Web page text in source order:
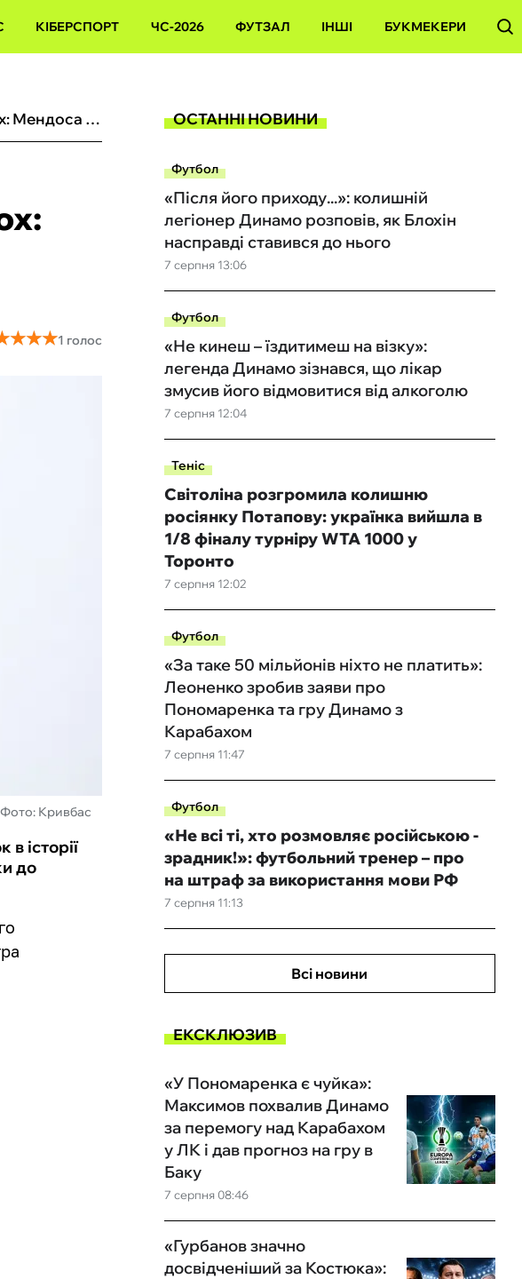
КІБЕРСПОРТ ЧС-2026 ФУТЗАЛ ІНШІ БУКМЕКЕРИ
Кривбас і Динамо забили 11 голів на двох: Мендоса зробив покер, а Ярмоленко оформив дубль
★★★
★★★1 голос
Кривбас
історії
до
ОСТАННІ НОВИНИ
Футбол
7 серпня 13:06
«Після його приходу...»: колишній
легіонер Динамо розповів, як Блохін
насправді ставився до нього
Футбол
7 серпня 12:04
«Не кинеш – їздитимеш на візку»:
легенда Динамо зізнався, що лікар
змусив його відмовитися від алкоголю
Теніс
7 серпня 12:02
Світоліна розгромила колишню
росіянку Потапову: українка вийшла в
1/8 фіналу турніру WTA 1000 у
Торонто
Футбол
7 серпня 11:47
«За таке 50 мільйонів ніхто не платить»:
Леоненко зробив заяви про
Пономаренка та гру Динамо з
Карабахом
Футбол
7 серпня 11:13
«Не всі ті, хто розмовляє російською -
зрадник!»: футбольний тренер – про
на штраф за використання мови РФ
Всі новини
ЕКСКЛЮЗИВ
7 серпня 08:46
«У Пономаренка є чуйка»:
Максимов похвалив Динамо
за перемогу над Карабахом
у ЛК і дав прогноз на гру в
Баку
«Гурбанов значно
досвідченіший за Костюка»: